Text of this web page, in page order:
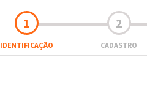
1
IDENTIFICAÇÃO
2
CADASTRO